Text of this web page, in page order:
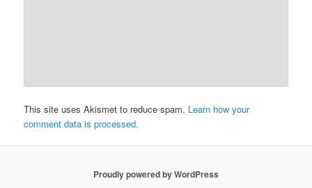
This site uses Akismet to reduce spam. Learn how your
comment data is processed.
Proudly powered by WordPress